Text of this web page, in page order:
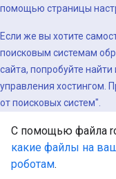
помощью страницы
Если же вы хотите
поисковым системам
сайта, попробуйте
управления хостингом.
от поисковых систем".
С помощью файла
какие файлы на
роботам.